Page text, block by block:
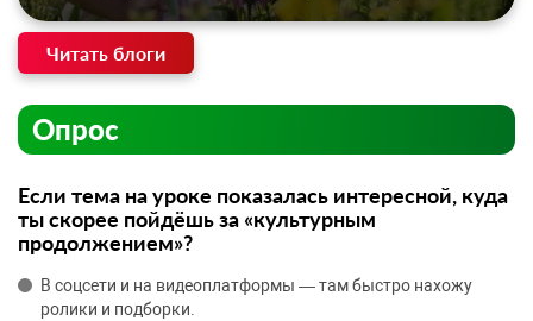
Читать блоги
Опрос
Если тема на уроке показалась интересной, куда
ты скорее пойдёшь за «культурным
продолжением»?
В соцсети и на видеоплатформы — там быстро нахожу
ролики и подборки.